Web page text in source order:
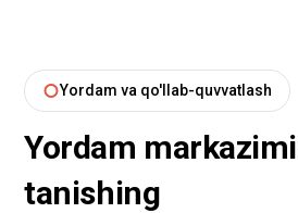
Yordam va qo'llab-quvvatlash
Yordam
tanishing